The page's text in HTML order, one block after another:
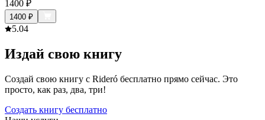
1400 ₽
1400 ₽
5.04
Издай свою книгу
Создай свою книгу с Rideró бесплатно прямо сейчас. Это
просто, как раз, два, три!
Создать книгу бесплатно